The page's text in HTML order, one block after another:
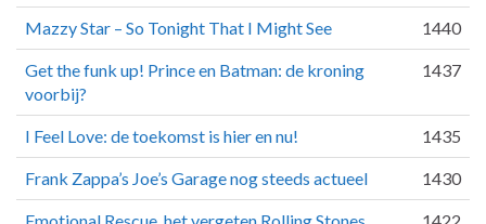
Mazzy Star – So Tonight That I Might See 1440
Get the funk up! Prince en Batman: de kroning
voorbij?
1437
I Feel Love: de toekomst is hier en nu! 1435
Frank Zappa’s Joe’s Garage nog steeds actueel 1430